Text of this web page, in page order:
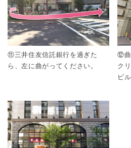
⑪三井住友信託銀行を過ぎた
ら、左に曲がってください。
⑫曲
ク
ビ